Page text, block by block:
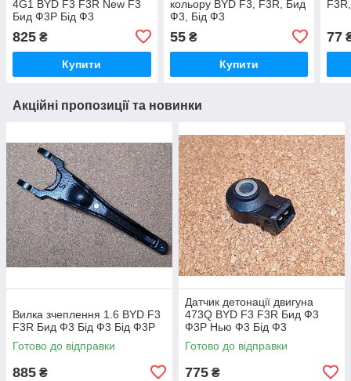
4G1 BYD F3 F3R New F3
Бид Ф3Р Бід Ф3
825 ₴
Купити
кольору BYD F3, F3R, Бид
Ф3, Бід Ф3
55₴
Купити
77
Акційні пропозиції та новинки
Вилка зчеплення 1.6 BYD F3
F3R Бид Ф3 Бід Ф3 Бід Ф3Р
Готово до відправки
885 ₴
Датчик детонації двигуна
473Q BYD F3 F3R Бид Ф3
Ф3Р Нью Ф3 Бід Ф3
Готово до відправки
775 ₴